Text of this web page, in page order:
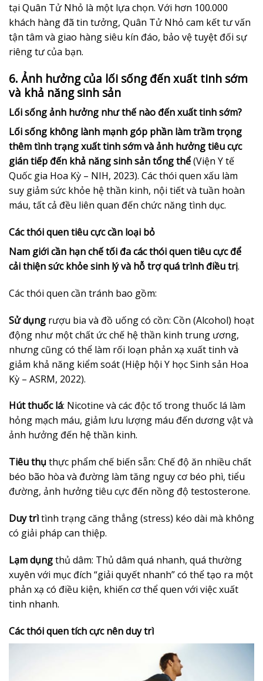
tại Quân Tử Nhỏ là một lựa chọn. Với hơn 100.000
khách hàng đã tin tưởng, Quân Tử Nhỏ cam kết tư vấn
tận tâm và giao hàng siêu kín đáo, bảo vệ tuyệt đối sự
riêng tư của bạn.
6. Ảnh hưởng của lối sống đến xuất tinh sớm
và khả năng sinh sản
Lối sống ảnh hưởng như thế nào đến xuất tinh sớm?
Lối sống không lành mạnh góp phần làm trầm trọng
thêm tình trạng xuất tinh sớm và ảnh hưởng tiêu cực
gián tiếp đến khả năng sinh sản tổng thể(Viện Y tế
Quốc gia Hoa Kỳ – NIH, 2023). Các thói quen xấu làm
suy giảm sức khỏe hệ thần kinh, nội tiết và tuần hoàn
máu, tất cả đều liên quan đến chức năng tình dục.
Các thói quen tiêu cực cần loại bỏ
Nam giới cần hạn chế tối đa các thói quen tiêu cực để
cải thiện sức khỏe sinh lý và hỗ trợ quá trình điều trị.
Các thói quen cần tránh bao gồm:
Sử dụng rượu bia và đồ uống có cồn: Cồn (Alcohol) hoạt
động như một chất ức chế hệ thần kinh trung ương,
nhưng cũng có thể làm rối loạn phản xạ xuất tinh và
giảm khả năng kiểm soát (Hiệp hội Y học Sinh sản Hoa
Kỳ – ASRM, 2022).
Hút thuốc lá: Nicotine và các độc tố trong thuốc lá làm
hỏng mạch máu, giảm lưu lượng máu đến dương vật và
ảnh hưởng đến hệ thần kinh.
Tiêu thụthực phẩm chế biến sẵn: Chế độ ăn nhiều chất
béo bão hòa và đường làm tăng nguy cơ béo phì, tiểu
đường, ảnh hưởng tiêu cực đến nồng độ testosterone.
Duy trìtình trạng căng thẳng (stress) kéo dài mà không
có giải pháp can thiệp.
Lạm dụngthủ dâm: Thủ dâm quá nhanh, quá thường
xuyên với mục đích “giải quyết nhanh” có thể tạo ra một
phản xạ có điều kiện, khiến cơ thể quen với việc xuất
tinh nhanh.
Các thói quen tích cực nên duy trì